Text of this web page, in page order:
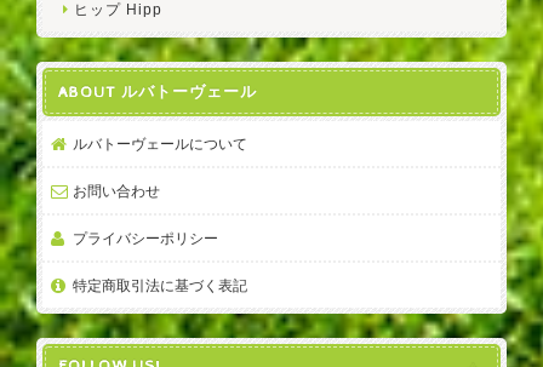
ヒップ Hipp
ABOUT ルバトーヴェール
ルバトーヴェールについて
お問い合わせ
プライバシーポリシー
特定商取引法に基づく表記